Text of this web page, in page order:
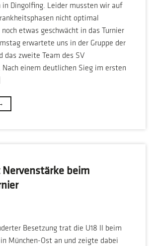
in Dingolfing. Leider mussten wir auf
nicht optimal
etwas geschwächt in das Turnier
erwartete uns in der Gruppe der
das zweite Team des SV
einem deutlichen Sieg im ersten
Nervenstärke beim
Besetzung trat die U18 II beim
München-Ost an und zeigte dabei